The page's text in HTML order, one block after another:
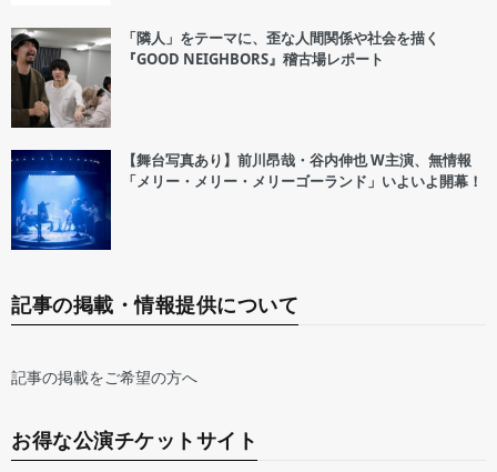
「隣人」をテーマに、歪な人間関係や社会を描く
『GOOD NEIGHBORS』稽古場レポート
【舞台写真あり】前川昂哉・谷内伸也 W主演、無情報
「メリー・メリー・メリーゴーランド」いよいよ開幕！
記事の掲載・情報提供について
記事の掲載をご希望の方へ
お得な公演チケットサイト